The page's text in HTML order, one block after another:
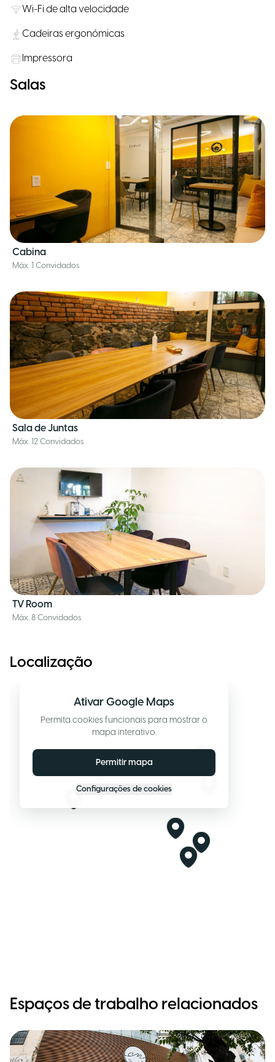
Wi-Fi de alta velocidade
Cadeiras ergonómicas
Impressora
Salas
Cabina
Máx. 1 Convidados
Sala de Juntas
Máx. 12 Convidados
TV Room
Máx. 8 Convidados
Localização
Ativar Google Maps
Permita cookies funcionais para mostrar o
mapa interativo.
Permitir mapa
Configurações de cookies
Espaços de trabalho relacionados